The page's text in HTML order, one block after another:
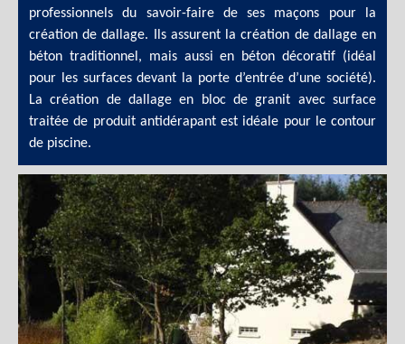
professionnels du savoir-faire de ses maçons pour la
création de dallage. Ils assurent la création de dallage en
béton traditionnel, mais aussi en béton décoratif (idéal
pour les surfaces devant la porte d’entrée d’une société).
La création de dallage en bloc de granit avec surface
traitée de produit antidérapant est idéale pour le contour
de piscine.